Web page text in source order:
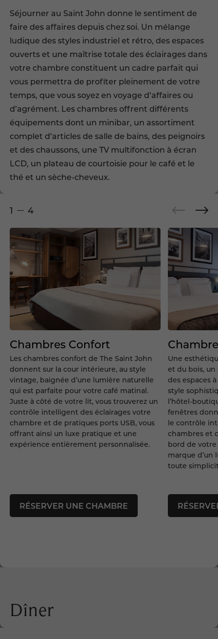
Séjourner au Saint John donne le sentiment de
faire des affaires depuis chez soi. Un mélange
ludique des styles industriel et rétro, des espaces
ouverts et une maîtrise totale des éclairages dans
votre chambre constituent un cadre parfait qui
vous permettra de profiter pleinement de votre
temps, que vous soyez en voyage d’affaires ou
d’agrément. Les chambres offrent différents
équipements dont un minibar, un assortiment
complet d’articles de salle de bains, des peignoirs
et des chaussons, une TV multifonction à écran
LCD, un plateau de courtoisie pour le café et le
thé et un sèche-cheveux.
1 4
Chambres Confort
Les chambres confort de The Saint John
donnent sur la cour intérieure, au style
vintage, baignée d’une lumière naturelle
qui est parfaite pour votre café matinal.
Juste à côté de votre lit, vous trouverez un
contrôle intelligent des éclairages votre
chambre et de pratiques ports USB, vous
offrant ainsi un luxe pratique et une
expérience entièrement personnalisée.
RÉSERVER UNE CHAMBRE
Une
et du bois,
des espaces
style
l’hôtel-
fenêtres
le contrôle
chambres et
bord de
marque
toute
Dîner